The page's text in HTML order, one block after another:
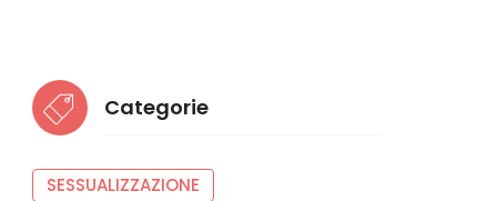
Categorie
SESSUALIZZAZIONE